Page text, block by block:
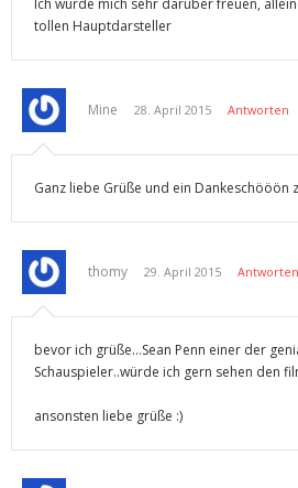
tollen Hauptdarsteller
Mine 28. April 2015 Antworten
Ganz liebe Grüße und ein Dankeschööön
thomy 29. April 2015 Antworten
bevor ich grüße…Sean Penn einer der
Schauspieler..würde ich gern sehen den
ansonsten liebe grüße :)